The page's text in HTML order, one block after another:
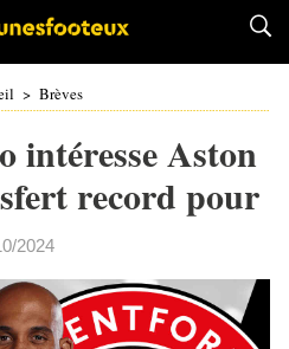
> Brèves
intéresse Aston
record pour
2024